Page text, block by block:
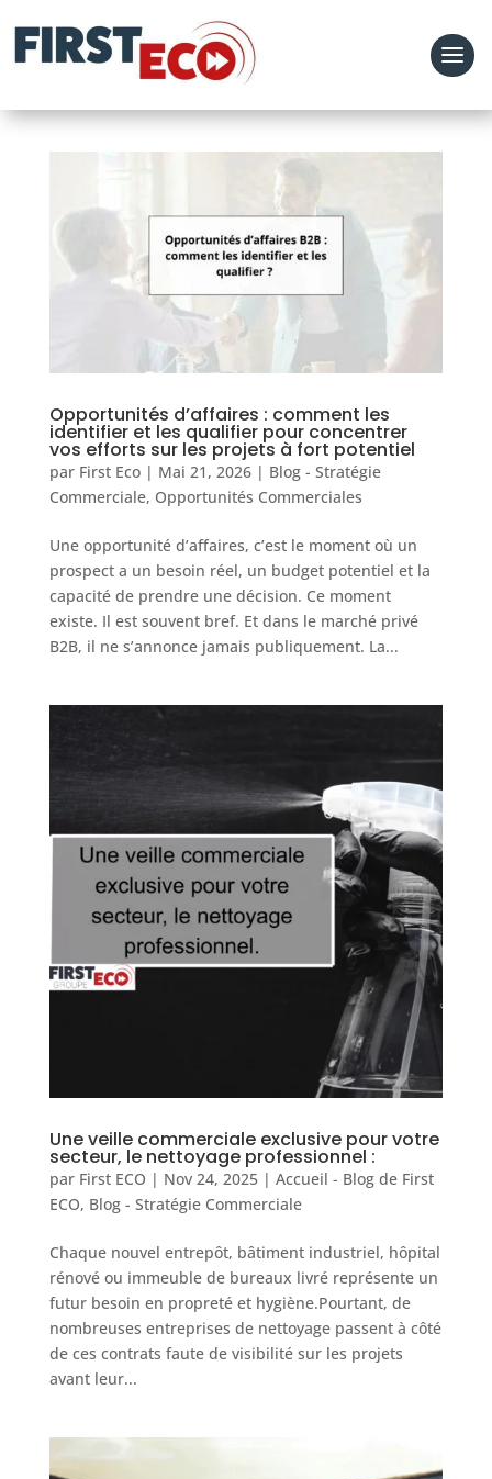
Opportunités d’affaires : comment les
identifier et les qualifier pour concentrer
vos efforts sur les projets à fort potentiel
par First Eco| Mai 21, 2026| Blog - Stratégie
Commerciale, Opportunités Commerciales
Une opportunité d’affaires, c’est le moment où un
prospect a un besoin réel, un budget potentiel et la
capacité de prendre une décision. Ce moment
existe. Il est souvent bref. Et dans le marché privé
B2B, il ne s’annonce jamais publiquement. La...
Une veille commerciale exclusive pour votre
secteur, le nettoyage professionnel :
par First ECO | Nov 24, 2025| Accueil - Blog de First
ECO, Blog - Stratégie Commerciale
Chaque nouvel entrepôt, bâtiment industriel, hôpital
rénové ou immeuble de bureaux livré représente un
futur besoin en propreté et hygiène.Pourtant, de
nombreuses entreprises de nettoyage passent à côté
de ces contrats faute de visibilité sur les projets
avant leur...